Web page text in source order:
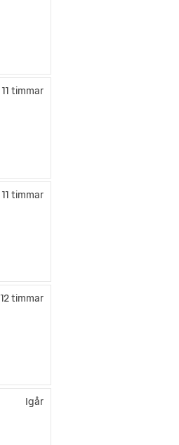
11 timmar
11 timmar
12 timmar
Igår